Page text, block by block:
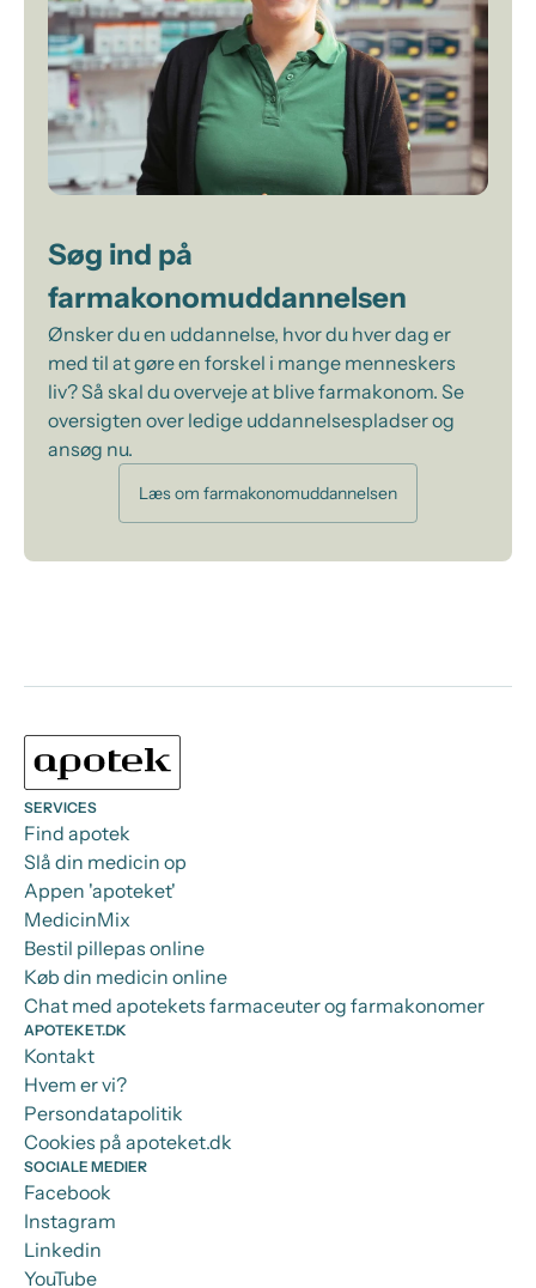
Søg ind på
farmakonomuddannelsen
Ønsker du en uddannelse, hvor du hver dag er
med til at gøre en forskel i mange menneskers
liv? Så skal du overveje at blive farmakonom. Se
oversigten over ledige uddannelsespladser og
ansøg nu.
Læs om farmakonomuddannelsen
SERVICES
Find apotek
Slå din medicin op
Appen 'apoteket'
MedicinMix
Bestil pillepas online
Køb din medicin online
Chat med apotekets farmaceuter og farmakonomer
APOTEKET.DK
Kontakt
Hvem er vi?
Persondatapolitik
Cookies på apoteket.dk
SOCIALE MEDIER
Facebook
Instagram
Linkedin
YouTube